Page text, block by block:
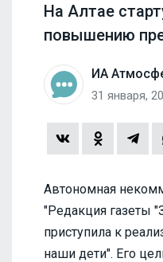
На Алтае
повышению
ИА
31 января,
Автономная
"Редакция газеты
приступила к
наши дети". Его